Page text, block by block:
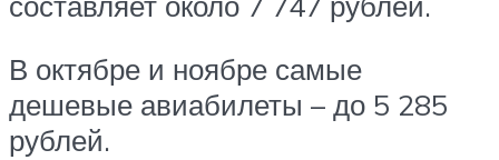
В октябре и ноябре самые
дешевые авиабилеты – до 5 285
рублей.